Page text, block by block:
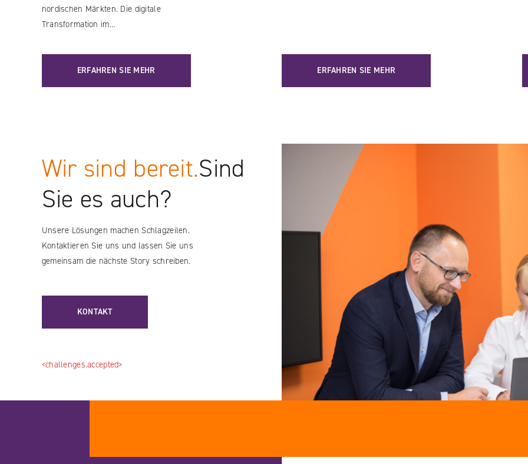
nordischen Märkten. Die digitale
Transformation im…
ERFAHREN SIE MEHR ERFAHREN SIE MEHR
Wir sind bereit.Sind
Sie es auch?
Unsere Lösungen machen Schlagzeilen.
Kontaktieren Sie uns und lassen Sie uns
gemeinsam die nächste Story schreiben.
KONTAKT
<challenges.accepted>